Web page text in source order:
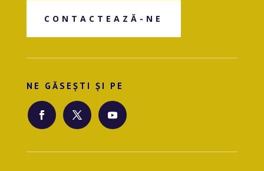
CONTACTEAZĂ-NE
NE GĂSEȘTI ȘI PE